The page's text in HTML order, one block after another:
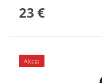
23 €
Akcia